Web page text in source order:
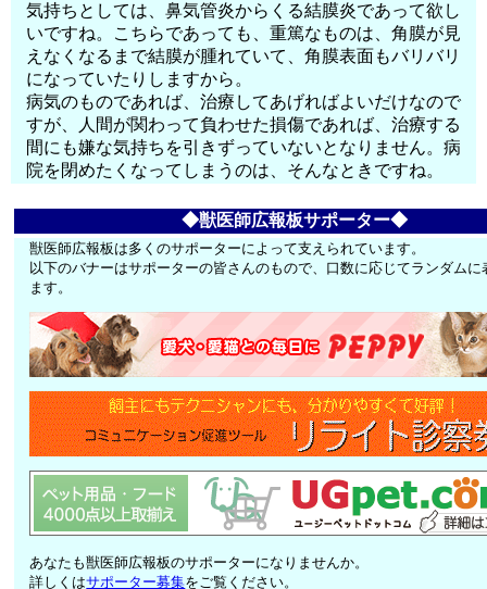
気持ちとしては、鼻気管炎からくる結膜炎であって欲し
いですね。こちらであっても、重篤なものは、角膜が見
えなくなるまで結膜が腫れていて、角膜表面もバリバリ
になっていたりしますから。
病気のものであれば、治療してあげればよいだけなので
すが、人間が関わって負わせた損傷であれば、治療する
間にも嫌な気持ちを引きずっていないとなりません。病
院を閉めたくなってしまうのは、そんなときですね。
◆獣医師広報板サポーター◆
獣医師広報板は多くのサポーターによって支えられています。
以下のバナーはサポーターの皆さんのもので、口数に応じてランダムに
ます。
あなたも獣医師広報板のサポーターになりませんか。
詳しくはサポーター募集をご覧ください。